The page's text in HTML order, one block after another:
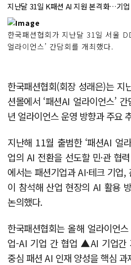
지난달 31일 K패션 AI 지원 본격화…기업
한국패션협회가 지난달 31일 서울
얼라이언스’ 간담회를 개최했다.
한국패션협회(회장 성래은)는
션몰에서 ‘패션AI 얼라이언스’
년 얼라이언스 운영 방향과 주요
지난해 11월 출범한 ‘패션AI 얼
업의 AI 전환을 선도할 민·관 협
에서는 패션기업과 AI·테크 기업
이 참석해 산업 현장의 AI 활용
논의했다.
한국패션협회는 올해 얼라이언
업-AI 기업 간 협업 ▲AI 기업
중심 패션 AI 인재 양성을 핵심